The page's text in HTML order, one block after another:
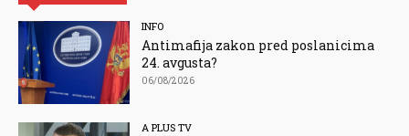
INFO
Antimafija zakon pred poslanicima
24. avgusta?
06/08/2026
A PLUS TV